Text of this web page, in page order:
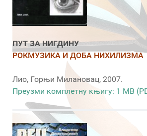
ПУТ ЗА НИГДИНУ
РОКМУЗИКА И ДОБА НИХИЛИЗМА
Лио, Горњи Милановац, 2007.
Преузми комплетну књигу: 1 MB